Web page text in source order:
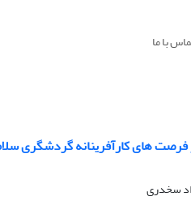
با ما
فرصت های کارآفرینانه گردشگری
سخدری